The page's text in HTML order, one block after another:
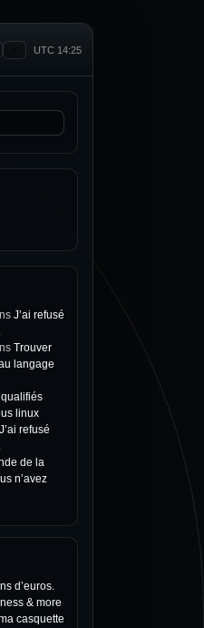
UTC 14:25
J’ai refusé
Trouver
langage
linux
J’ai refusé
de la
n’avez
d’euros.
& more
casquette